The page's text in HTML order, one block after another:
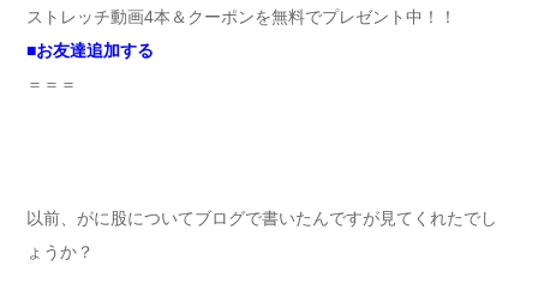
ストレッチ動画4本＆クーポンを無料でプレゼント中！！
■お友達追加する
＝＝＝
以前、がに股についてブログで書いたんですが見てくれたでし
ょうか？